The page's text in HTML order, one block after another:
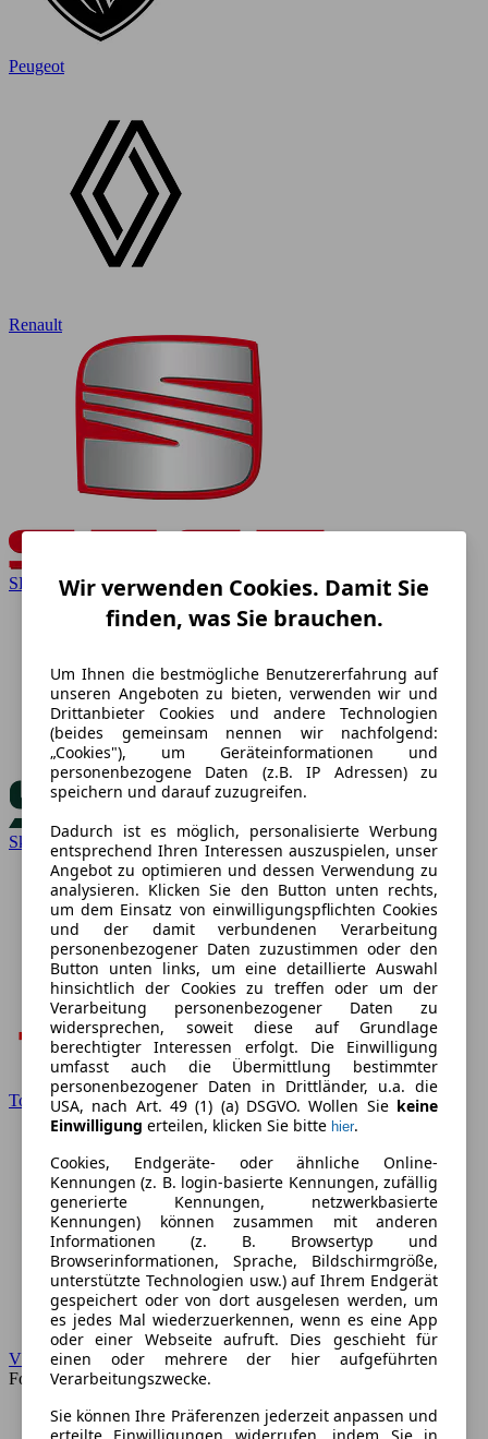
Peugeot
Renault
SEAT
Skoda
Toyota
VW
Forum
Wir verwenden Cookies. Damit Sie
finden, was Sie brauchen.
Um Ihnen die bestmögliche Benutzererfahrung auf
unseren Angeboten zu bieten, verwenden wir und
Drittanbieter Cookies und andere Technologien
(beides gemeinsam nennen wir nachfolgend:
„Cookies"), um Geräteinformationen und
personenbezogene Daten (z.B. IP Adressen) zu
speichern und darauf zuzugreifen.
Dadurch ist es möglich, personalisierte Werbung
entsprechend Ihren Interessen auszuspielen, unser
Angebot zu optimieren und dessen Verwendung zu
analysieren. Klicken Sie den Button unten rechts,
um dem Einsatz von einwilligungspflichten Cookies
und der damit verbundenen Verarbeitung
personenbezogener Daten zuzustimmen oder den
Button unten links, um eine detaillierte Auswahl
hinsichtlich der Cookies zu treffen oder um der
Verarbeitung personenbezogener Daten zu
widersprechen, soweit diese auf Grundlage
berechtigter Interessen erfolgt. Die Einwilligung
umfasst auch die Übermittlung bestimmter
personenbezogener Daten in Drittländer, u.a. die
USA, nach Art. 49 (1) (a) DSGVO. Wollen Sie keine
Einwilligung erteilen, klicken Sie bitte hier.
Cookies, Endgeräte- oder ähnliche Online-
Kennungen (z. B. login-basierte Kennungen, zufällig
generierte Kennungen, netzwerkbasierte
Kennungen) können zusammen mit anderen
Informationen (z. B. Browsertyp und
Browserinformationen, Sprache, Bildschirmgröße,
unterstützte Technologien usw.) auf Ihrem Endgerät
gespeichert oder von dort ausgelesen werden, um
es jedes Mal wiederzuerkennen, wenn es eine App
oder einer Webseite aufruft. Dies geschieht für
einen oder mehrere der hier aufgeführten
Verarbeitungszwecke.
Sie können Ihre Präferenzen jederzeit anpassen und